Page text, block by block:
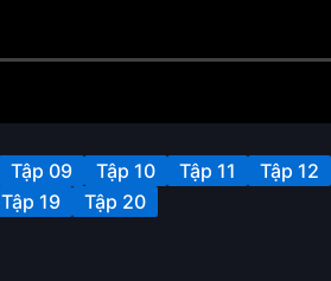
Tập 09 Tập 10 Tập 11 Tập 12
Tập 19 Tập 20